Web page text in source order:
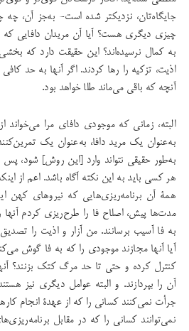
جایگاه‌تان، نزدیكتر شده است- به‌‌جز آن،
چیزی دیگری هست؟ آیا آن مریدان دافایی
به كمال نرسیده‌اند؟ این حقیقت دارد كه
اذیت، تزكیه را رها کردند. اگر آنها به حد
آنچه كه باقی می‌ماند طلا خواهد بود.
البته، زمانی كه موجودی دافای مرا می‌خواند
به‌عنوان یك مرید دافا، به‌عنوان یك
به‌طور حقیقی نتواند وارد [این روش] شود،
هر كسی باید به این نكته آگاه باشد. اعم از
همۀ آن برنامه‌ریزی‌هایی که نیروهای كهن
مدت‌ها پیش، اصلاح فا را طرح‌ریزی كردم آنها
به فا آسیب برسانند. من آزار و اذیت را
آیا آنها مجازند موجودی را كه به فا گوش
كنترل كرده و حتی تا حد مرگ كتك بزنند؟
آن را بپردازند. و البته عوامل دیگری نیز هستند
جرأت نمی‌كنند كسانی را كه از عهدۀ انجام
نمی‌توانند كسانی را كه در مقابل